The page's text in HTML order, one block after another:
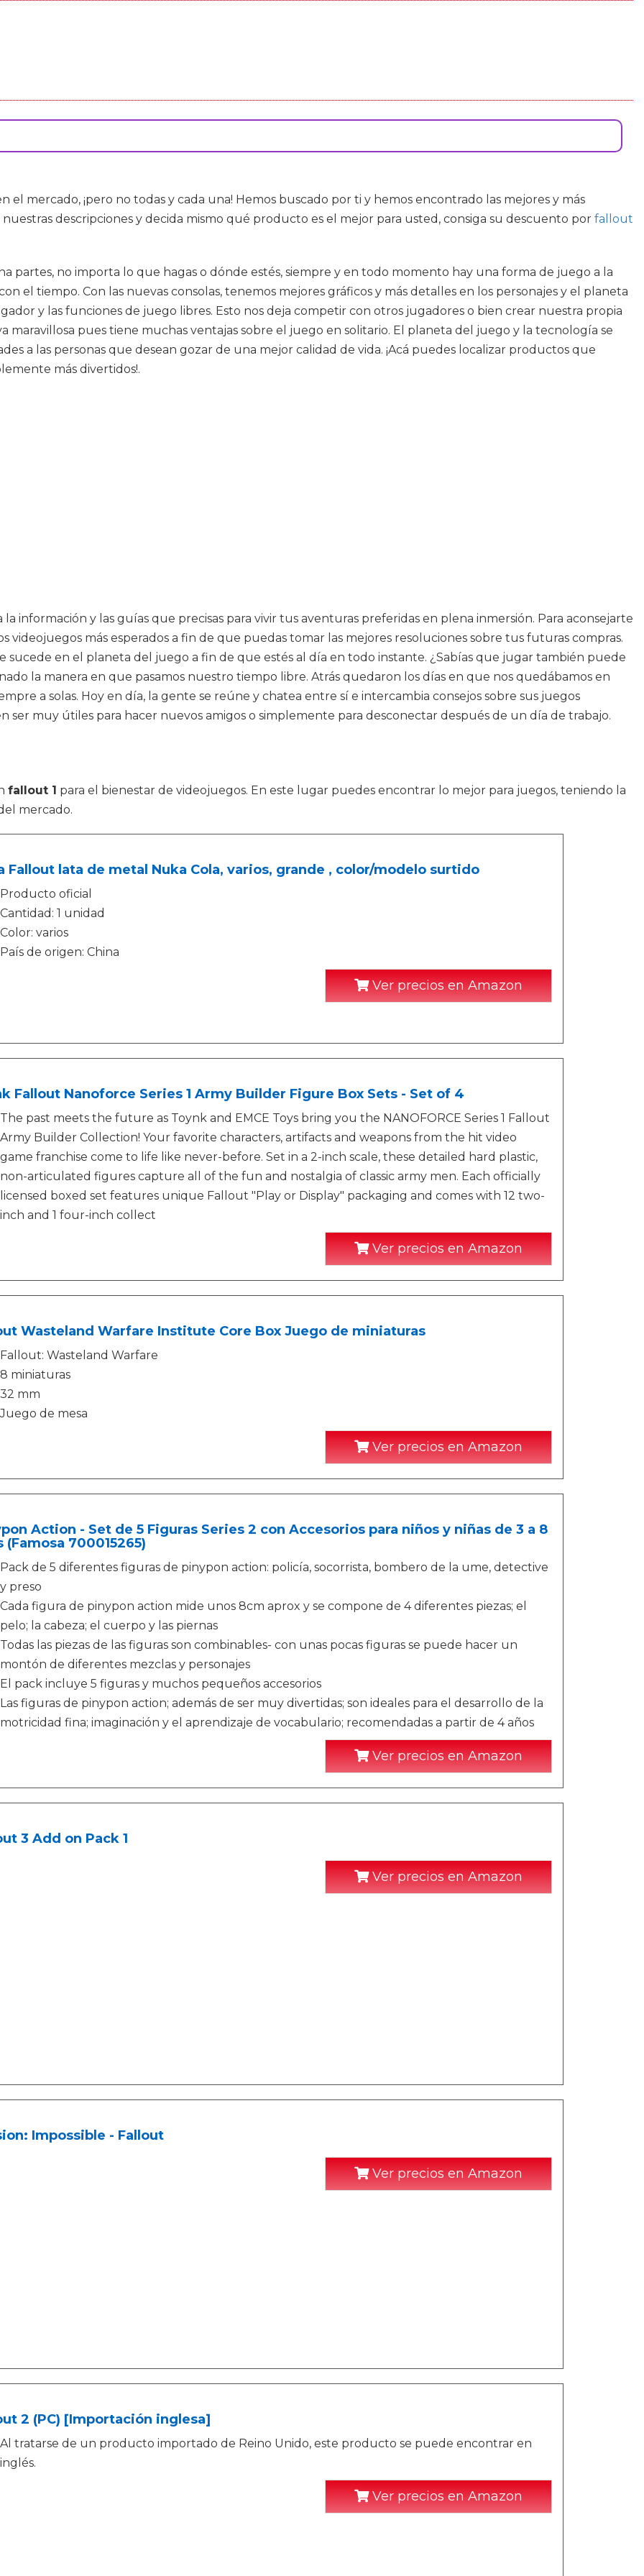
el mercado, ¡pero no todas y cada una! Hemos buscado por ti y hemos encontrado las mejores y más
descripciones y decida mismo qué producto es el mejor para usted, consiga su descuento por fallout
partes, no importa lo que hagas o dónde estés, siempre y en todo momento hay una forma de juego a la
el tiempo. Con las nuevas consolas, tenemos mejores gráficos y más detalles en los personajes y el planeta
y las funciones de juego libres. Esto nos deja competir con otros jugadores o bien crear nuestra propia
maravillosa pues tiene muchas ventajas sobre el juego en solitario. El planeta del juego y la tecnología se
a las personas que desean gozar de una mejor calidad de vida. ¡Acá puedes localizar productos que
más divertidos!.
información y las guías que precisas para vivir tus aventuras preferidas en plena inmersión. Para aconsejarte
videojuegos más esperados a fin de que puedas tomar las mejores resoluciones sobre tus futuras compras.
sucede en el planeta del juego a fin de que estés al día en todo instante. ¿Sabías que jugar también puede
la manera en que pasamos nuestro tiempo libre. Atrás quedaron los días en que nos quedábamos en
a solas. Hoy en día, la gente se reúne y chatea entre sí e intercambia consejos sobre sus juegos
ser muy útiles para hacer nuevos amigos o simplemente para desconectar después de un día de trabajo.
fallout 1 para el bienestar de videojuegos. En este lugar puedes encontrar lo mejor para juegos, teniendo la
mercado.
Fallout lata de metal Nuka Cola, varios, grande , color/modelo surtido
Producto oficial
Cantidad: 1 unidad
Color: varios
País de origen: China
Ver precios en Amazon
Fallout Nanoforce Series 1 Army Builder Figure Box Sets - Set of 4
The past meets the future as Toynk and EMCE Toys bring you the NANOFORCE Series 1 Fallout
Army Builder Collection! Your favorite characters, artifacts and weapons from the hit video
game franchise come to life like never-before. Set in a 2-inch scale, these detailed hard plastic,
non-articulated figures capture all of the fun and nostalgia of classic army men. Each officially
licensed boxed set features unique Fallout "Play or Display" packaging and comes with 12 two-
inch and 1 four-inch collect
Ver precios en Amazon
Wasteland Warfare Institute Core Box Juego de miniaturas
Fallout: Wasteland Warfare
8 miniaturas
32 mm
Juego de mesa
Ver precios en Amazon
Action - Set de 5 Figuras Series 2 con Accesorios para niños y niñas de 3 a 8
(Famosa 700015265)
Pack de 5 diferentes figuras de pinypon action: policía, socorrista, bombero de la ume, detective
y preso
Cada figura de pinypon action mide unos 8cm aprox y se compone de 4 diferentes piezas; el
pelo; la cabeza; el cuerpo y las piernas
Todas las piezas de las figuras son combinables- con unas pocas figuras se puede hacer un
montón de diferentes mezclas y personajes
El pack incluye 5 figuras y muchos pequeños accesorios
Las figuras de pinypon action; además de ser muy divertidas; son ideales para el desarrollo de la
motricidad fina; imaginación y el aprendizaje de vocabulario; recomendadas a partir de 4 años
Ver precios en Amazon
3 Add on Pack 1
Ver precios en Amazon
Impossible - Fallout
Ver precios en Amazon
2 (PC) [Importación inglesa]
Al tratarse de un producto importado de Reino Unido, este producto se puede encontrar en
inglés.
Ver precios en Amazon